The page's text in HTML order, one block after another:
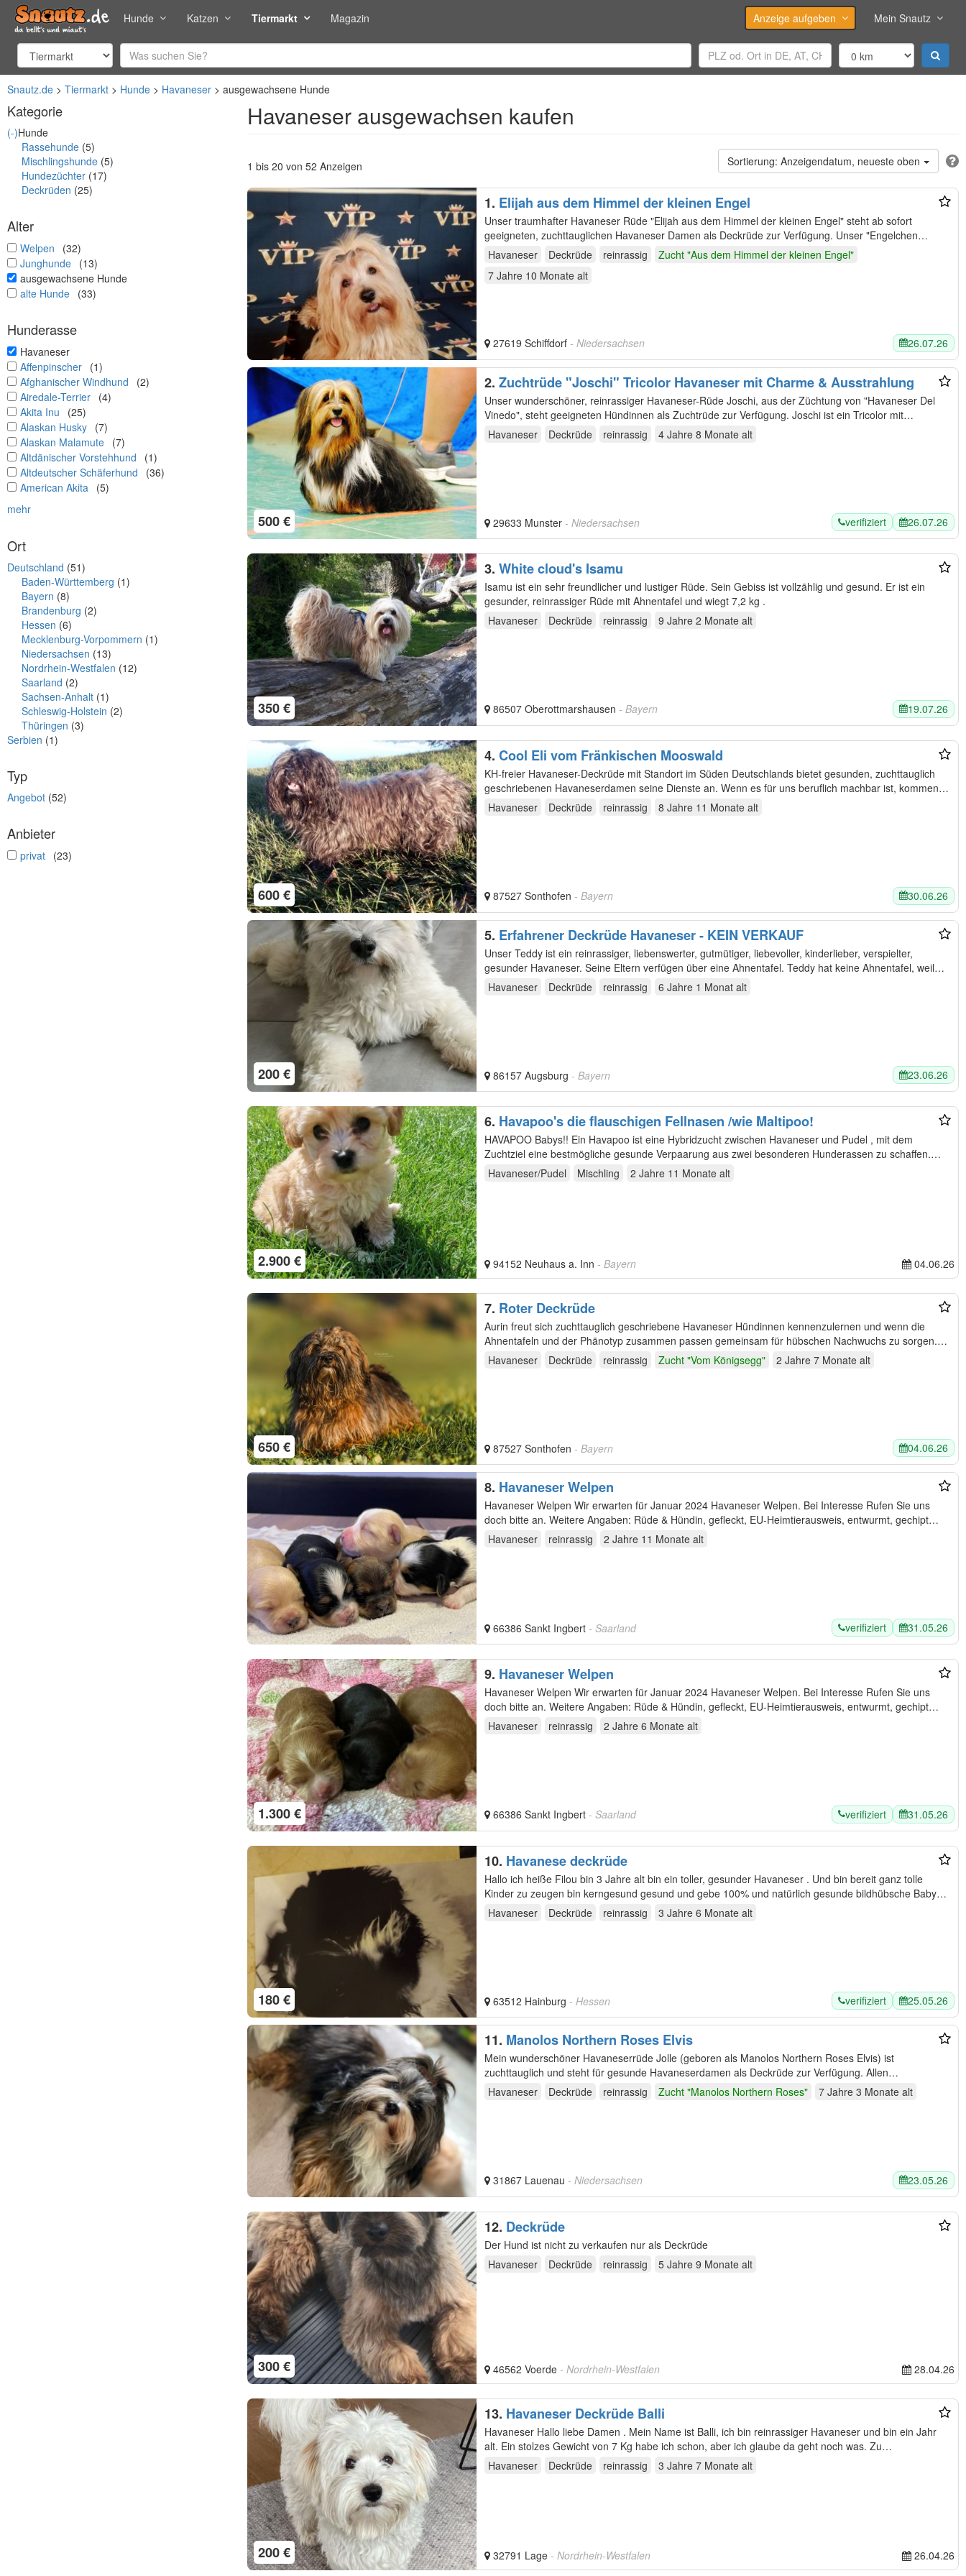
Hunde Katzen Tiermarkt Magazin Anzeige aufgeben Mein Snautz
Snautz.de Tiermarkt Hunde Havaneser ausgewachsene Hunde
Kategorie
(-)Hunde
Rassehunde (5)
Mischlingshunde (5)
Hundezüchter (17)
Deckrüden (25)
Alter
undefined
Welpen
(32)
undefined
Junghunde (13)
undefined
ausgewachsene Hunde
undefined
alte Hunde (33)
Hunderasse
undefined
Havaneser
undefined
Affenpinscher (1)
undefined
Afghanischer Windhund
(2)
undefined
Airedale-Terrier (4)
undefined
Akita Inu
(25)
undefined
Alaskan Husky (7)
undefined
Alaskan Malamute (7)
undefined
Altdänischer Vorstehhund
(1)
undefined
Altdeutscher Schäferhund
(36)
undefined
American Akita (5)
mehr
Ort
Deutschland (51)
Baden-Württemberg (1)
Bayern (8)
Brandenburg (2)
Hessen (6)
Mecklenburg-Vorpommern (1)
Niedersachsen (13)
Nordrhein-Westfalen (12)
Saarland (2)
Sachsen-Anhalt (1)
Schleswig-Holstein (2)
Thüringen (3)
Serbien (1)
Typ
Angebot (52)
Anbieter
undefined
privat (23)
Havaneser ausgewachsen kaufen
Anzeigendatum, neueste oben
1 bis 20 von 52 Anzeigen
1. Elijah aus dem Himmel der kleinen Engel
Unser traumhafter Havaneser Rüde "Elijah aus dem Himmel der kleinen Engel" steht ab sofort
geeigneten, zuchttauglichen Havaneser Damen als Deckrüde zur Verfügung. Unser "Engelchen…
Havaneser
Deckrüde reinrassig
Zucht "Aus dem Himmel der kleinen Engel"
7 Jahre 10 Monate alt
27619 Schiffdorf - Niedersachsen 26.07.26
2. Zuchtrüde "Joschi" Tricolor Havaneser mit Charme & Ausstrahlung
500 €
Unser wunderschöner, reinrassiger Havaneser-Rüde Joschi, aus der Züchtung von "Havaneser Del
Vinedo", steht geeigneten Hündinnen als Zuchtrüde zur Verfügung. Joschi ist ein Tricolor mit…
Havaneser
Deckrüde reinrassig 4 Jahre 8 Monate alt
29633 Munster - Niedersachsen verifiziert 26.07.26
3. White cloud's Isamu
350 €
Isamu ist ein sehr freundlicher und lustiger Rüde. Sein Gebiss ist vollzählig und gesund. Er ist ein
gesunder, reinrassiger Rüde mit Ahnentafel und wiegt 7,2 kg .
Havaneser
Deckrüde reinrassig 9 Jahre 2 Monate alt
86507 Oberottmarshausen - Bayern 19.07.26
4. Cool Eli vom Fränkischen Mooswald
600 €
KH-freier Havaneser-Deckrüde mit Standort im Süden Deutschlands bietet gesunden, zuchttauglich
geschriebenen Havaneserdamen seine Dienste an. Wenn es für uns beruflich machbar ist, kommen
wir auch…
Havaneser Deckrüde reinrassig 8 Jahre 11 Monate alt
87527 Sonthofen - Bayern 30.06.26
5. Erfahrener Deckrüde Havaneser - KEIN VERKAUF
200 €
Unser Teddy ist ein reinrassiger, liebenswerter, gutmütiger, liebevoller, kinderlieber, verspielter,
gesunder Havaneser. Seine Eltern verfügen über eine Ahnentafel. Teddy hat keine Ahnentafel, weil…
Havaneser
Deckrüde reinrassig 6 Jahre 1 Monat alt
86157 Augsburg - Bayern 23.06.26
6. Havapoo's die flauschigen Fellnasen /wie Maltipoo!
2.900 €
HAVAPOO Babys!! Ein Havapoo ist eine Hybridzucht zwischen Havaneser und Pudel , mit dem
Zuchtziel eine bestmögliche gesunde Verpaarung aus zwei besonderen Hunderassen zu schaffen.
Größenmäßig…
Havaneser/Pudel Mischling 2 Jahre 11 Monate alt
94152 Neuhaus a. Inn - Bayern 04.06.26
7. Roter Deckrüde
650 €
Aurin freut sich zuchttauglich geschriebene Havaneser Hündinnen kennenzulernen und wenn die
Ahnentafeln und der Phänotyp zusammen passen gemeinsam für hübschen Nachwuchs zu sorgen.
Weitere…
Havaneser Deckrüde reinrassig Zucht "Vom Königsegg" 2 Jahre 7 Monate alt
87527 Sonthofen - Bayern 04.06.26
8. Havaneser Welpen
Havaneser Welpen Wir erwarten für Januar 2024 Havaneser Welpen. Bei Interesse Rufen Sie uns
doch bitte an. Weitere Angaben: Rüde & Hündin, gefleckt, EU-Heimtierausweis, entwurmt, gechipt…
Havaneser
reinrassig 2 Jahre 11 Monate alt
66386 Sankt Ingbert - Saarland verifiziert 31.05.26
9. Havaneser Welpen
1.300 €
Havaneser Welpen Wir erwarten für Januar 2024 Havaneser Welpen. Bei Interesse Rufen Sie uns
doch bitte an. Weitere Angaben: Rüde & Hündin, gefleckt, EU-Heimtierausweis, entwurmt, gechipt…
Havaneser
reinrassig 2 Jahre 6 Monate alt
66386 Sankt Ingbert - Saarland verifiziert 31.05.26
10. Havanese deckrüde
180 €
Hallo ich heiße Filou bin 3 Jahre alt bin ein toller, gesunder Havaneser . Und bin bereit ganz tolle
Kinder zu zeugen bin kerngesund gesund und gebe 100% und natürlich gesunde bildhübsche Babys
Wie…
Havaneser Deckrüde reinrassig 3 Jahre 6 Monate alt
63512 Hainburg - Hessen verifiziert 25.05.26
11. Manolos Northern Roses Elvis
Mein wunderschöner Havaneserrüde Jolle (geboren als Manolos Northern Roses Elvis) ist
zuchttauglich und steht für gesunde Havaneserdamen als Deckrüde zur Verfügung. Allen
zuchtrelevanten…
Havaneser Deckrüde reinrassig Zucht "Manolos Northern Roses" 7 Jahre 3 Monate alt
31867 Lauenau - Niedersachsen 23.05.26
12. Deckrüde
300 €
Der Hund ist nicht zu verkaufen nur als Deckrüde
Havaneser
Deckrüde reinrassig 5 Jahre 9 Monate alt
46562 Voerde - Nordrhein-Westfalen 28.04.26
13. Havaneser Deckrüde Balli
200 €
Havaneser Hallo liebe Damen . Mein Name ist Balli, ich bin reinrassiger Havaneser und bin ein Jahr
alt. Ein stolzes Gewicht von 7 Kg habe ich schon, aber ich glaube da geht noch was. Zu…
Havaneser
Deckrüde reinrassig 3 Jahre 7 Monate alt
32791 Lage - Nordrhein-Westfalen 26.04.26